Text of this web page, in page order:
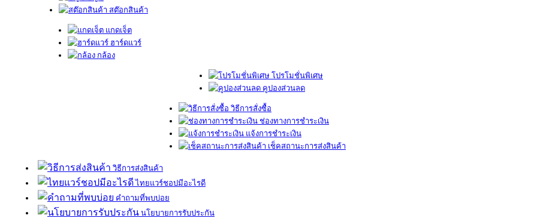
สต๊อกสินค้า
แกดเจ็ต
ฮาร์ดแวร์
กล้อง
โปรโมชั่นพิเศษ
คูปองส่วนลด
วิธีการสั่งซื้อ
ช่องทางการชำระเงิน
แจ้งการชำระเงิน
เช็คสถานะการส่งสินค้า
วิธีการส่งสินค้า
ไทยแวร์ชอปมีอะไรดี
คำถามที่พบบ่อย
นโยบายการรับประกัน